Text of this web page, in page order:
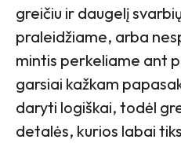
greičiu ir daugelį
praleidžiame, arba
mintis perkeliame ant
garsiai kažkam
daryti logiškai, todėl
detalės, kurios labai